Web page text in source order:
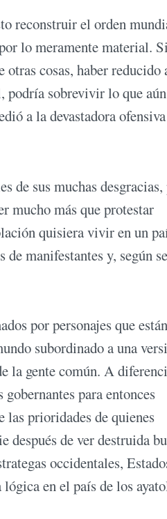
reconstruir el orden
lo meramente material.
cosas, haber reducido
podría sobrevivir lo que aún
a la devastadora ofensiva
de sus muchas desgracias,
mucho más que protestar
quisiera vivir en un
manifestantes y, según se
por personajes que
subordinado a una
la gente común. A
para entonces
las prioridades de quienes
de ver destruida
occidentales,
en el país de los